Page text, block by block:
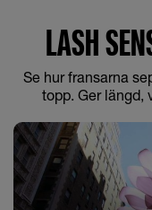
LASH
Se hur fransarna
topp. Ger längd,